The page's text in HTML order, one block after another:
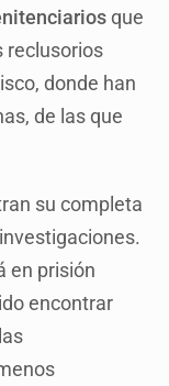
que
reclusorios
donde han
de las que
su completa
en prisión
encontrar